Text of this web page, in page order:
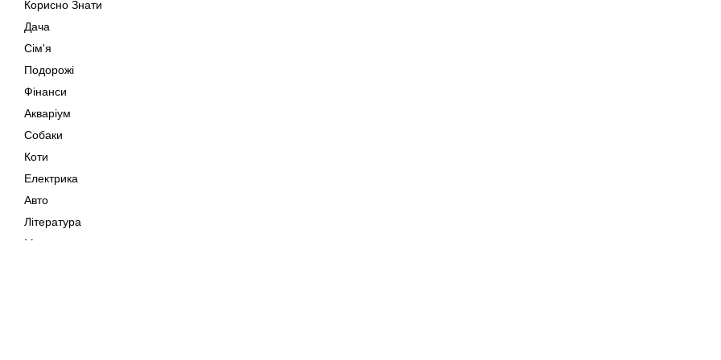
Корисно Знати
Дача
Сім'я
Подорожі
Фінанси
Акваріум
Собаки
Коти
Електрика
Авто
Література
Музика